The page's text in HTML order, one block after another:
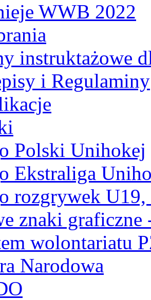
WWB 2022
instruktażowe
i Regulaminy
Polski Unihokej
Ekstraliga
rozgrywek
znaki graficzne
wolontariatu
Narodowa